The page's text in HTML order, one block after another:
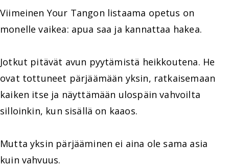
Viimeinen Your Tangon listaama opetus on
monelle vaikea: apua saa ja kannattaa hakea.
Jotkut pitävät avun pyytämistä heikkoutena. He
ovat tottuneet pärjäämään yksin, ratkaisemaan
kaiken itse ja näyttämään ulospäin vahvoilta
silloinkin, kun sisällä on kaaos.
Mutta yksin pärjääminen ei aina ole sama asia
kuin vahvuus.